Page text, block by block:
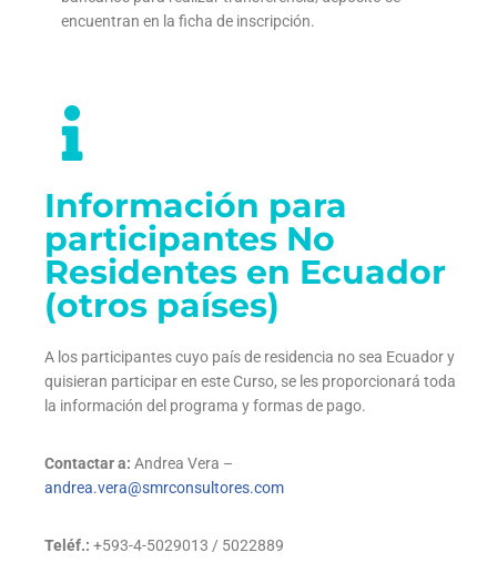
encuentran en la ficha de inscripción.
Información para
participantes No
Residentes en Ecuador
(otros países)
A los participantes cuyo país de residencia no sea Ecuador y
quisieran participar en este Curso, se les proporcionará toda
la información del programa y formas de pago.
Contactar a: Andrea Vera –
andrea.vera@smrconsultores.com
Teléf.: +593-4-5029013 / 5022889